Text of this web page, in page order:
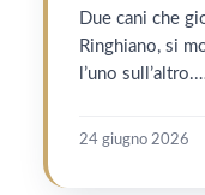
Due cani che
Ringhiano, si
l’uno
24 giugno 2026